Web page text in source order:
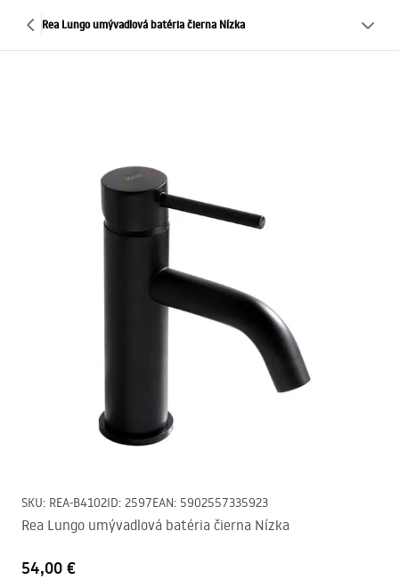
Rea Lungo umývadlová batéria čierna Nízka
SKU: REA-B4102ID: 2597EAN: 5902557335923
Rea Lungo umývadlová batéria čierna Nízka
54,00 €